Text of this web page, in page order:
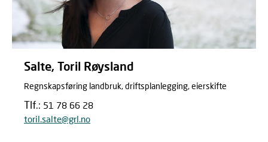
Salte, Toril Røysland
Regnskapsføring landbruk, driftsplanlegging, eierskifte
Tlf.: 51 78 66 28
toril.salte@grl.no